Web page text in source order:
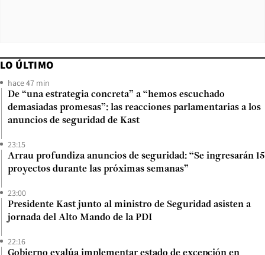
LO ÚLTIMO
hace 47 min
De “una estrategia concreta” a “hemos escuchado
demasiadas promesas”: las reacciones parlamentarias a los
anuncios de seguridad de Kast
23:15
Arrau profundiza anuncios de seguridad: “Se ingresarán 15
proyectos durante las próximas semanas”
23:00
Presidente Kast junto al ministro de Seguridad asisten a
jornada del Alto Mando de la PDI
22:16